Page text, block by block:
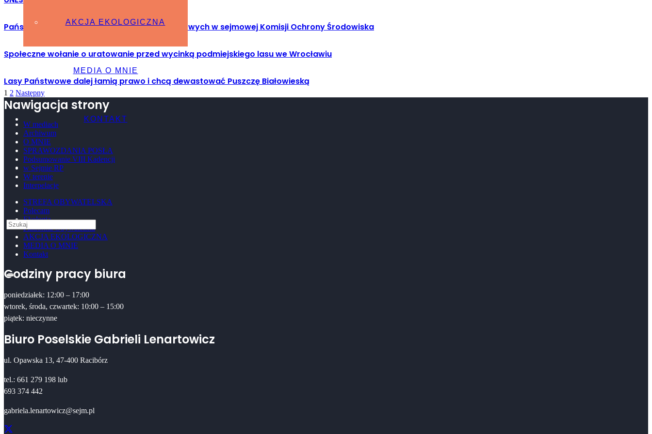
AKCJA EKOLOGICZNA
MEDIA O MNIE
KONTAKT
Państwo w państwie – czyli o lasach państwowych w sejmowej Komisji Ochrony Środowiska
Społeczne wołanie o uratowanie przed wycinką podmiejskiego lasu we Wrocławiu
Lasy Państwowe dalej łamią prawo i chcą dewastować Puszczę Białowieską
1 2 Następny
Nawigacja strony
W mediach
Archiwum
O MNIE
SPRAWOZDANIA POSŁA
Podsumowanie VIII Kadencji
w Sejmie RP
W terenie
Interpelacje
STREFA OBYWATELSKA
Polecam
Ekologia
Platforma Obywatelska
AKCJA EKOLOGICZNA
MEDIA O MNIE
Kontakt
Godziny pracy biura
poniedziałek: 12:00 – 17:00
wtorek, środa, czwartek: 10:00 – 15:00
piątek: nieczynne
Biuro Poselskie Gabrieli Lenartowicz
ul. Opawska 13, 47-400 Racibórz
tel.: 661 279 198 lub
693 374 442
gabriela.lenartowicz@sejm.pl